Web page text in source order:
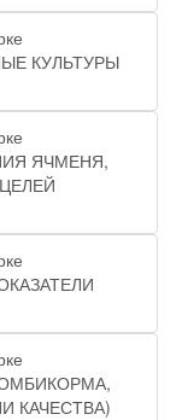
КУЛЬТУРЫ
ЯЧМЕНЯ,
КАЧЕСТВА)